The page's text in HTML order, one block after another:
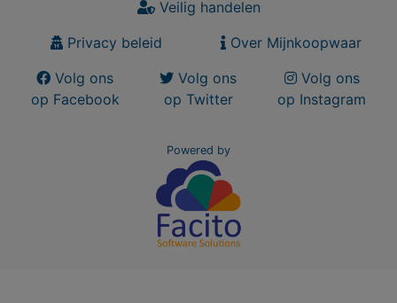
Veilig handelen
Privacy beleid
Over Mijnkoopwaar
Volg ons
op Facebook
Volg ons
op Twitter
Volg ons
op Instagram
Powered by